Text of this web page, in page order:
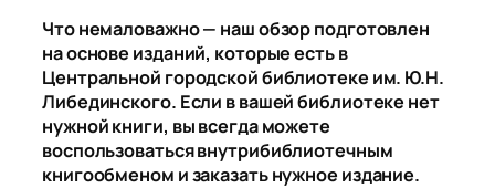
Что немаловажно — наш обзор подготовлен
на основе изданий, которые есть в
Центральной городской библиотеке им. Ю.Н.
Либединского. Если в вашей библиотеке нет
нужной книги, вы всегда можете
воспользоваться внутрибиблиотечным
книгообменом и заказать нужное издание.